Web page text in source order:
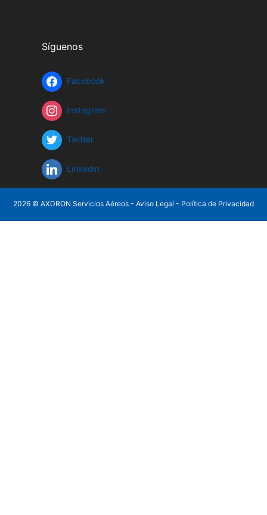
Síguenos
Facebook
Instagram
Twitter
Linkedin
2026 © AXDRON Servicios Aéreos - Aviso Legal - Política de Privacidad